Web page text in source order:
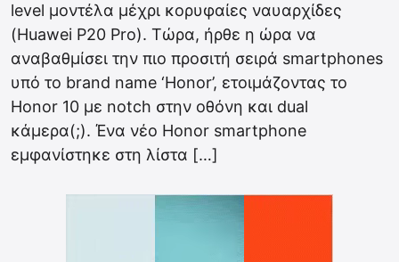
level μοντέλα μέχρι κορυφαίες ναυαρχίδες
(Huawei P20 Pro). Τώρα, ήρθε η ώρα να
αναβαθμίσει την πιο προσιτή σειρά smartphones
υπό το brand name ‘Honor’, ετοιμάζοντας το
Honor 10 με notch στην οθόνη και dual
κάμερα(;). Ένα νέο Honor smartphone
εμφανίστηκε στη λίστα […]